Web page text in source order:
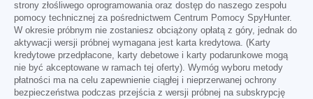
strony złośliwego oprogramowania oraz dostęp do naszego zespołu
pomocy technicznej za pośrednictwem Centrum Pomocy SpyHunter.
W okresie próbnym nie zostaniesz obciążony opłatą z góry, jednak do
aktywacji wersji próbnej wymagana jest karta kredytowa. (Karty
kredytowe przedpłacone, karty debetowe i karty podarunkowe mogą
nie być akceptowane w ramach tej oferty). Wymóg wyboru metody
płatności ma na celu zapewnienie ciągłej i nieprzerwanej ochrony
bezpieczeństwa podczas przejścia z wersji próbnej na subskrypcję